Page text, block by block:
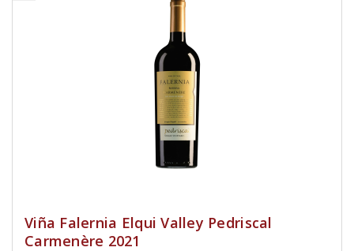
Viña Falernia Elqui Valley Pedriscal
Carmenère 2021